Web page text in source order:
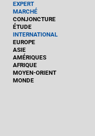
EXPERT
MARCHÉ
CONJONCTURE
ÉTUDE
INTERNATIONAL
EUROPE
ASIE
AMÉRIQUES
AFRIQUE
MOYEN-ORIENT
MONDE